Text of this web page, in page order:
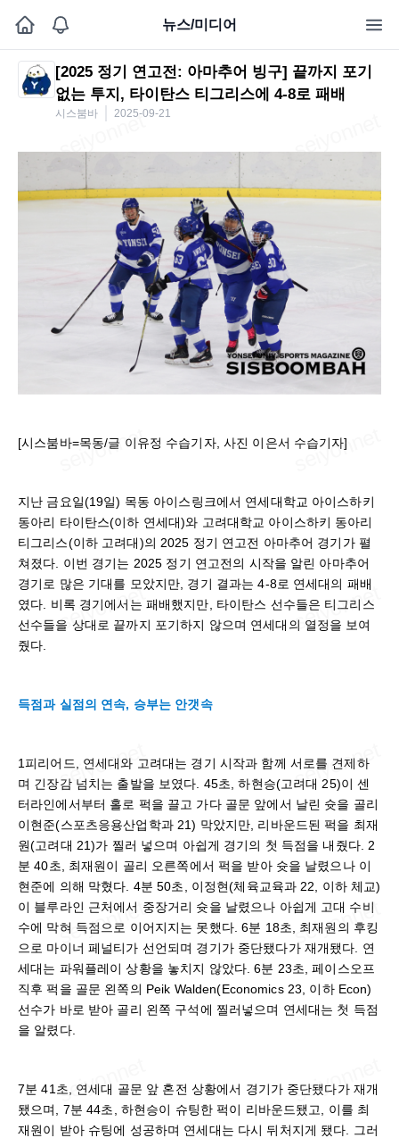
뉴스/미디어
[2025 정기 연고전: 아마추어 빙구] 끝까지 포기
없는 투지, 타이탄스 티그리스에 4-8로 패배
시스붐바 2025-09-21
[시스붐바=목동/글 이유정 수습기자, 사진 이은서 수습기자]
지난 금요일(19일) 목동 아이스링크에서 연세대학교 아이스하키
동아리 타이탄스(이하 연세대)와 고려대학교 아이스하키 동아리
티그리스(이하 고려대)의 2025 정기 연고전 아마추어 경기가 펼
쳐졌다. 이번 경기는 2025 정기 연고전의 시작을 알린 아마추어
경기로 많은 기대를 모았지만, 경기 결과는 4-8로 연세대의 패배
였다. 비록 경기에서는 패배했지만, 타이탄스 선수들은 티그리스
선수들을 상대로 끝까지 포기하지 않으며 연세대의 열정을 보여
줬다.
득점과 실점의 연속, 승부는 안갯속
1피리어드, 연세대와 고려대는 경기 시작과 함께 서로를 견제하
며 긴장감 넘치는 출발을 보였다. 45초, 하현승(고려대 25)이 센
터라인에서부터 홀로 퍽을 끌고 가다 골문 앞에서 날린 슛을 골리
이현준(스포츠응용산업학과 21) 막았지만, 리바운드된 퍽을 최재
원(고려대 21)가 찔러 넣으며 아쉽게 경기의 첫 득점을 내줬다. 2
분 40초, 최재원이 골리 오른쪽에서 퍽을 받아 슛을 날렸으나 이
현준에 의해 막혔다. 4분 50초, 이정현(체육교육과 22, 이하 체교)
이 블루라인 근처에서 중장거리 슛을 날렸으나 아쉽게 고대 수비
수에 막혀 득점으로 이어지지는 못했다. 6분 18초, 최재원의 후킹
으로 마이너 페널티가 선언되며 경기가 중단됐다가 재개됐다. 연
세대는 파워플레이 상황을 놓치지 않았다. 6분 23초, 페이스오프
직후 퍽을 골문 왼쪽의 Peik Walden(Economics 23, 이하 Econ)
선수가 바로 받아 골리 왼쪽 구석에 찔러넣으며 연세대는 첫 득점
을 알렸다.
7분 41초, 연세대 골문 앞 혼전 상황에서 경기가 중단됐다가 재개
됐으며, 7분 44초, 하현승이 슈팅한 퍽이 리바운드됐고, 이를 최
재원이 받아 슈팅에 성공하며 연세대는 다시 뒤처지게 됐다. 그러